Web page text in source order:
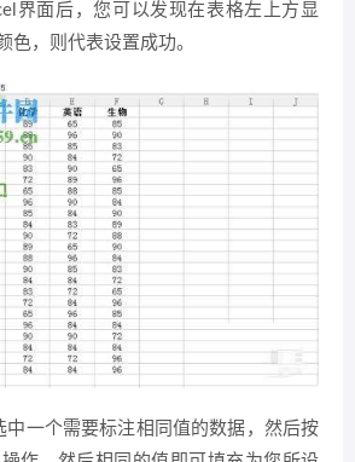
界面后，您可以发现在表格左上方显
色，则代表设置成功。
中一个需要标注相同值的数据，然后按